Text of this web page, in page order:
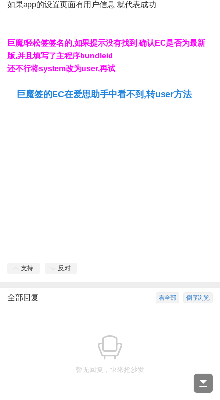
如果app的设置页面有用户信息 就代表成功
巨魔/轻松签签名的,如果提示没有找到,确认EC是否为最新
版,并且填写了主程序bundleid
还不行将system改为user,再试
巨魔签的EC在爱思助手中看不到,转user方法
支持 反对
倒序浏览
看全部
全部回复
暂无回复，快来抢沙发